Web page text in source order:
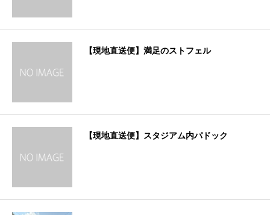
【現地直送便】満足のストフェル
【現地直送便】スタジアム内パドック